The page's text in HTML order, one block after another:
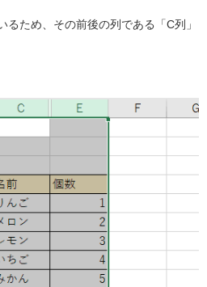
るため、その前後の列である「C列」